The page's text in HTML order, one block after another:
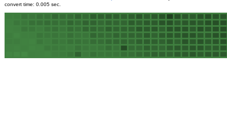
convert time: 0.005 sec.